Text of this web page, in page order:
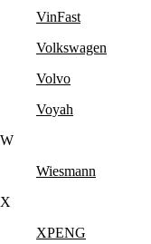
VinFast
Volkswagen
Volvo
Voyah
W
Wiesmann
X
XPENG